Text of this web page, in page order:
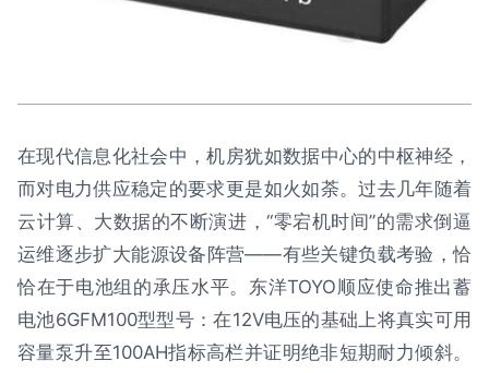
在现代信息化社会中，机房犹如数据中心的中枢神经，
而对电力供应稳定的要求更是如火如荼。过去几年随着
云计算、大数据的不断演进，“零宕机时间”的需求倒逼
运维逐步扩大能源设备阵营——有些关键负载考验，恰
恰在于电池组的承压水平。东洋TOYO顺应使命推出蓄
电池6GFM100型型号：在12V电压的基础上将真实可用
容量泵升至100AH指标高栏并证明绝非短期耐力倾斜。